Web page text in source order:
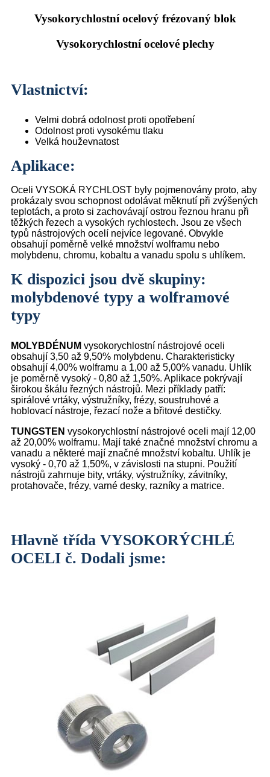
Vysokorychlostní ocelový frézovaný blok
Vysokorychlostní ocelové plechy
Vlastnictví:
Velmi dobrá odolnost proti opotřebení
Odolnost proti vysokému tlaku
Velká houževnatost
Aplikace:
Oceli VYSOKÁ RYCHLOST byly pojmenovány proto, aby
prokázaly svou schopnost odolávat měknutí při zvýšených
teplotách, a proto si zachovávají ostrou řeznou hranu při
těžkých řezech a vysokých rychlostech. Jsou ze všech
typů nástrojových ocelí nejvíce legované. Obvykle
obsahují poměrně velké množství wolframu nebo
molybdenu, chromu, kobaltu a vanadu spolu s uhlíkem.
K dispozici jsou dvě skupiny:
molybdenové typy a wolframové
typy
MOLYBDÉNUM vysokorychlostní nástrojové oceli
obsahují 3,50 až 9,50% molybdenu. Charakteristicky
obsahují 4,00% wolframu a 1,00 až 5,00% vanadu. Uhlík
je poměrně vysoký - 0,80 až 1,50%. Aplikace pokrývají
širokou škálu řezných nástrojů. Mezi příklady patří:
spirálové vrtáky, výstružníky, frézy, soustruhové a
hoblovací nástroje, řezací nože a břitové destičky.
TUNGSTEN vysokorychlostní nástrojové oceli mají 12,00
až 20,00% wolframu. Mají také značné množství chromu a
vanadu a některé mají značné množství kobaltu. Uhlík je
vysoký - 0,70 až 1,50%, v závislosti na stupni. Použití
nástrojů zahrnuje bity, vrtáky, výstružníky, závitníky,
protahovače, frézy, varné desky, razníky a matrice.
Hlavně třída VYSOKORÝCHLÉ
OCELI č. Dodali jsme: